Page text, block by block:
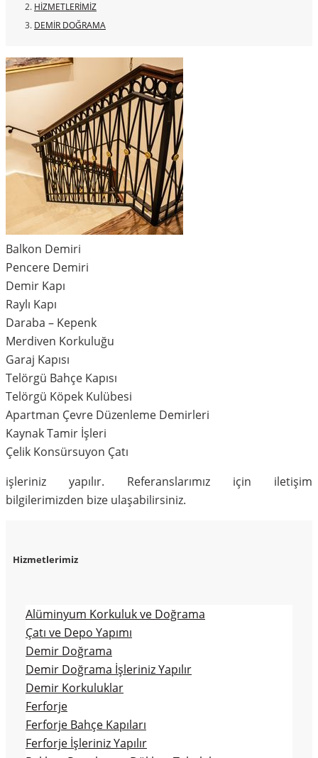
HIZMETLERIMIZ
DEMIR DOĞRAMA
Balkon Demiri
Pencere Demiri
Demir Kapı
Raylı Kapı
Daraba – Kepenk
Merdiven Korkuluğu
Garaj Kapısı
Telörgü Bahçe Kapısı
Telörgü Köpek Kulübesi
Apartman Çevre Düzenleme Demirleri
Kaynak Tamir İşleri
Çelik Konsürsuyon Çatı
işleriniz yapılır. Referanslarımız için iletişim
bilgilerimizden bize ulaşabilirsiniz.
Hizmetlerimiz
Alüminyum Korkuluk ve Doğrama
Çatı ve Depo Yapımı
Demir Doğrama
Demir Doğrama İşleriniz Yapılır
Demir Korkuluklar
Ferforje
Ferforje Bahçe Kapıları
Ferforje İşleriniz Yapılır